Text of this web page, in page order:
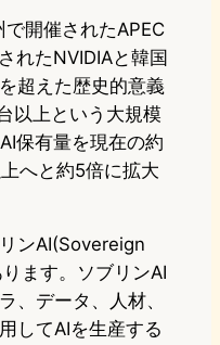
開催されたAPEC
れたNVIDIAと韓国
超えた歴史的意義
以上という大規模
保有量を現在の約
へと約5倍に拡大
ンAI(Sovereign
ます。ソブリンAI
、データ、人材、
してAIを生産する